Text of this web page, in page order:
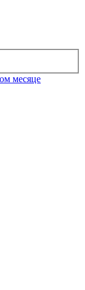
месяце